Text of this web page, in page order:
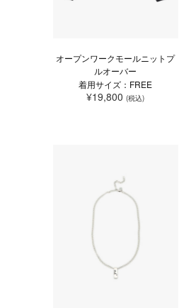
オープンワークモールニットプ
ルオーバー
着用サイズ：FREE
¥19,800(税込)